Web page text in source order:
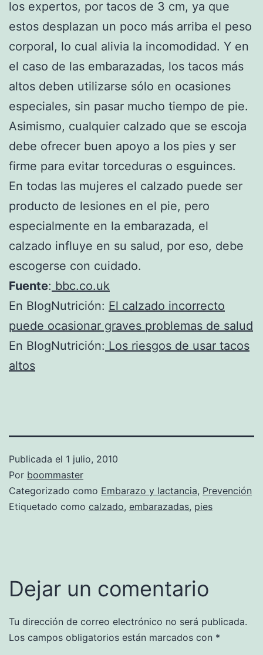
los expertos, por tacos de 3 cm, ya que
estos desplazan un poco más arriba el peso
corporal, lo cual alivia la incomodidad. Y en
el caso de las embarazadas, los tacos más
altos deben utilizarse sólo en ocasiones
especiales, sin pasar mucho tiempo de pie.
Asimismo, cualquier calzado que se escoja
debe ofrecer buen apoyo a los pies y ser
firme para evitar torceduras o esguinces.
En todas las mujeres el calzado puede ser
producto de lesiones en el pie, pero
especialmente en la embarazada, el
calzado influye en su salud, por eso, debe
escogerse con cuidado.
Fuente: bbc.co.uk
En BlogNutrición: El calzado incorrecto
puede ocasionar graves problemas de salud
En BlogNutrición: Los riesgos de usar tacos
altos
Publicada el 1 julio, 2010
Por boommaster
Categorizado como Embarazo y lactancia, Prevención
Etiquetado como calzado, embarazadas, pies
Dejar un comentario
Tu dirección de correo electrónico no será publicada.
Los campos obligatorios están marcados con *